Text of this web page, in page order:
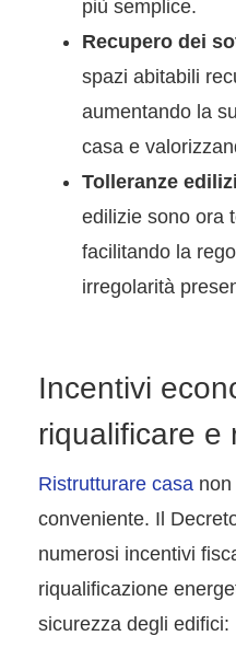
più semplice.
Recupero dei
spazi abitabili
aumentando la
casa e
Tolleranze
edilizie sono ora
facilitando la
irregolarità
Incentivi
riqualificare e
Ristrutturare casa
conveniente. Il
numerosi incentivi
riqualificazione
sicurezza degli edifici: